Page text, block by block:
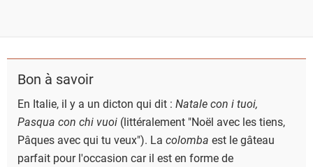
Bon à savoir
En Italie, il y a un dicton qui dit : Natale con i tuoi,
Pasqua con chi vuoi (littéralement "Noël avec les tiens,
Pâques avec qui tu veux"). La colomba est le gâteau
parfait pour l'occasion car il est en forme de